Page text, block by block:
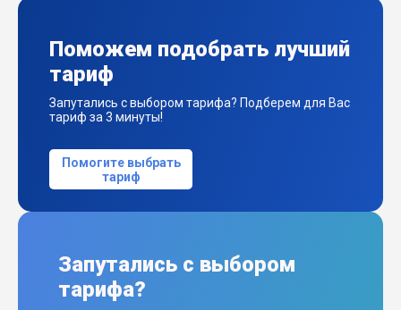
Поможем подобрать лучший
тариф
Запутались с выбором тарифа? Подберем для Вас
тариф за 3 минуты!
Помогите выбрать
тариф
Запутались с выбором
тарифа?